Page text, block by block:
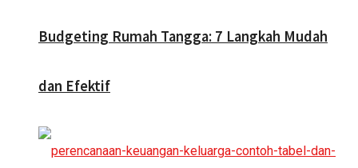
Budgeting Rumah Tangga: 7 Langkah Mudah
dan Efektif